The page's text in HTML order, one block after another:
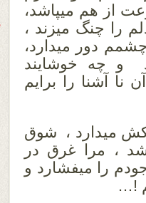
از هم میپاشد،
را چنگ میزند ،
دور میدارد،
و چه خوشایند
آشنا را برایم
کش میدارد ، شوق
، مرا غرق در
را میفشارد و
!…